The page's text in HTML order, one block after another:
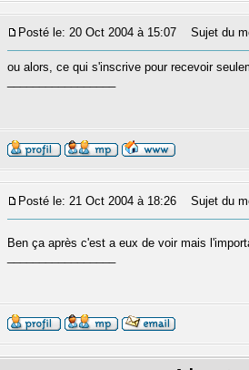
Posté le: 20 Oct 2004 à 15:07 Sujet du
ou alors, ce qui s'inscrive pour recevoir
Posté le: 21 Oct 2004 à 18:26 Sujet du
Ben ça après c'est a eux de voir mais